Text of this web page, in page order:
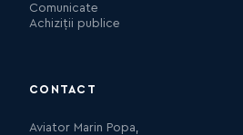
Comunicate
Achiziții publice
CONTACT
Aviator Marin Popa,